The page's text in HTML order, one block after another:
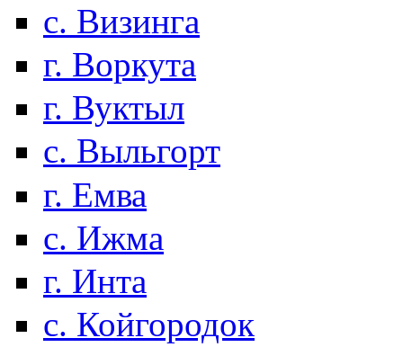
с. Визинга
г. Воркута
г. Вуктыл
с. Выльгорт
г. Емва
с. Ижма
г. Инта
с. Койгородок